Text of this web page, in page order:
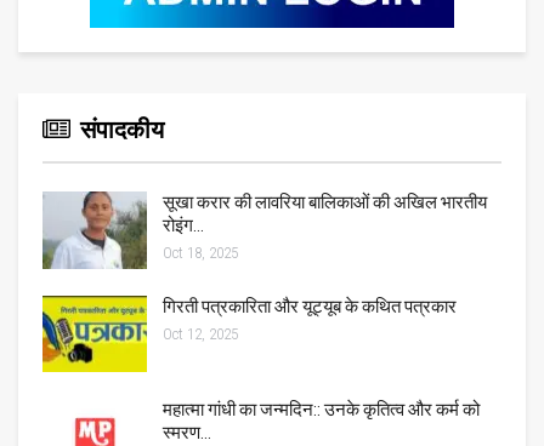
संपादकीय
सूखा करार की लावरिया बालिकाओं की अखिल भारतीय
रोइंग…
Oct 18, 2025
गिरती पत्रकारिता और यूट्यूब के कथित पत्रकार
Oct 12, 2025
महात्मा गांधी का जन्मदिन:: उनके कृतित्व और कर्म को
स्मरण…